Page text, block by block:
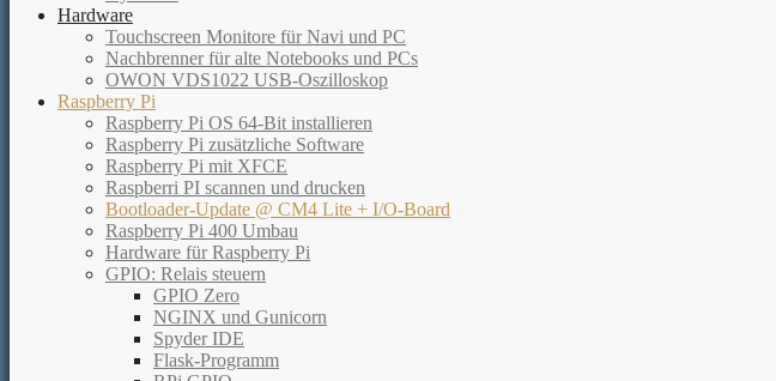
Hardware
Touchscreen Monitore für Navi und PC
Nachbrenner für alte Notebooks und PCs
OWON VDS1022 USB-Oszilloskop
Raspberry Pi
Raspberry Pi OS 64-Bit installieren
Raspberry Pi zusätzliche Software
Raspberry Pi mit XFCE
Raspberri PI scannen und drucken
Bootloader-Update @ CM4 Lite + I/O-Board
Raspberry Pi 400 Umbau
Hardware für Raspberry Pi
GPIO: Relais steuern
GPIO Zero
NGINX und Gunicorn
Spyder IDE
Flask-Programm